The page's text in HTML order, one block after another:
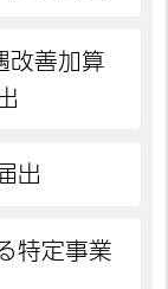
改善加算
出
特定事業